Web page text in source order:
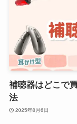
補聴器はどこで
法
2025年8月6日